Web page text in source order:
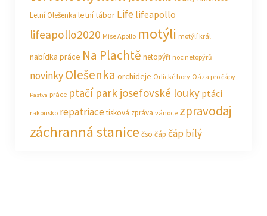
Letní Olešenka letní tábor Life lifeapollo
lifeapollo2020 Mise Apollo motýli motýlí král
nabídka práce Na Plachtě netopýři noc netopýrů
novinkyOlešenka orchideje Orlické hory Oáza pro čápy
Pastva práce ptačí park josefovské louky ptáci
rakousko repatriacetisková zpráva vánoce zpravodaj
záchranná stanice čso čáp čáp bílý